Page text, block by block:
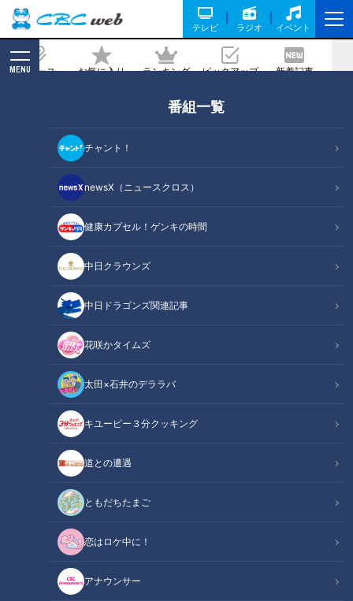
テレビ ラジオ イベント
ニュース お気に入り ランキング ピックアップ 新着記事
MENU
番組一覧
チャント！
newsX（ニュースクロス）
健康カプセル！ゲンキの時間
中日クラウンズ
中日ドラゴンズ関連記事
花咲かタイムズ
太田×石井のデララバ
キユーピー３分クッキング
道との遭遇
ともだちたまご
恋はロケ中に！
アナウンサー
うどん』をいただきます！【チャン
ト！】
2023/03/29 17:15
チャント！
いただきます！ほぼ地元だけ愛されFOOD
その町を出るとあまり知られていないけど…地元の人はみんな
知っている！！町で生まれ、町に根づく愛されFOODを調査す
る新企画、調査するのは…？アナウンサー歴2年目。神戸生ま
れ、東京育ちという東海地方初心者の松本アナウンサー！